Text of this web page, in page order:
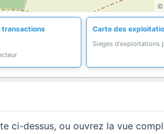
©
transactions
Carte des
Sieges d'exploitations
ci-dessus, ou ouvrez la vue